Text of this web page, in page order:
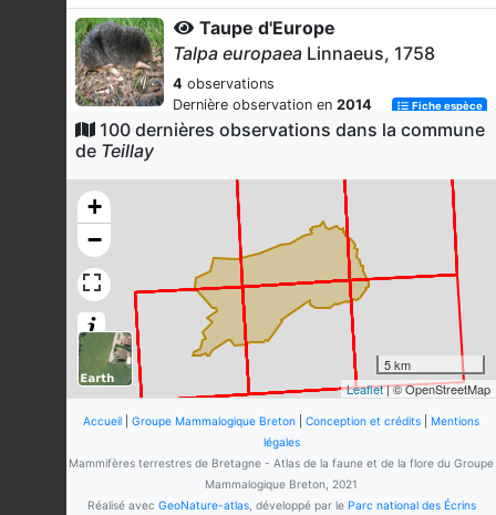
Taupe d'Europe
Talpa europaea Linnaeus, 1758
4 observations
Dernière observation en 2014 Fiche espèce
Muscardin
(Linnaeus, 1758)
observations
Dernière observation en
2025
Myotis
alcathoe_brandtii_mystacinus
Myotis alcathoe
Myotis brandtii
/
Myotis mystacinus
observations
Dernière observation en2025 Fiche espèce
Renard roux
Vulpes vulpes(Linnaeus, 1758)
observations
100 dernières observations dans la commune
de Teillay
+
−
5 km
Leaflet| © OpenStreetMap
Accueil Groupe Mammalogique Breton Conception et crédits
Mentions
légales
Mammifères terrestres de Bretagne - Atlas de la faune et de la flore du Groupe
Mammalogique Breton, 2021
Réalisé avec GeoNature-atlas, développé par le Parc national des Écrins